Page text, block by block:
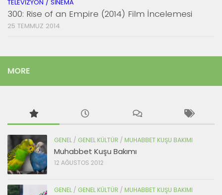
TELEVIZYON / SINEMA
300: Rise of an Empire (2014) Film İncelemesi
25 TEMMUZ 2014
MORE
GENEL / GENEL KÜLTÜR / MUHABBET KUŞU BAKIMI
Muhabbet Kuşu Bakımı
12 AĞUSTOS 2012
GENEL / GENEL KÜLTÜR / MUHABBET KUŞU BAKIMI